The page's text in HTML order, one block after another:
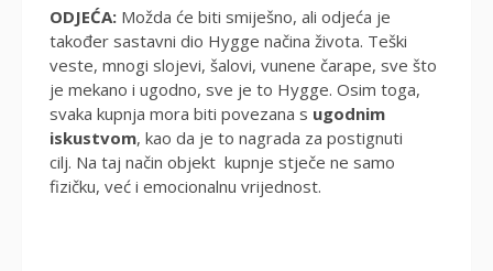
ODJEĆA: Možda će biti smiješno, ali odjeća je
također sastavni dio Hygge načina života. Teški
veste, mnogi slojevi, šalovi, vunene čarape, sve što
je mekano i ugodno, sve je to Hygge. Osim toga,
svaka kupnja mora biti povezana s ugodnim
iskustvom, kao da je to nagrada za postignuti
cilj. Na taj način objekt kupnje stječe ne samo
fizičku, već i emocionalnu vrijednost.